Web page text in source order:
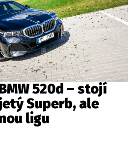
520d – stojí
Superb, ale
ligu